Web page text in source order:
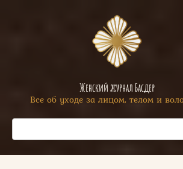
Женский журнал Басдер
Все об уходе за лицом, телом и
Поиск: